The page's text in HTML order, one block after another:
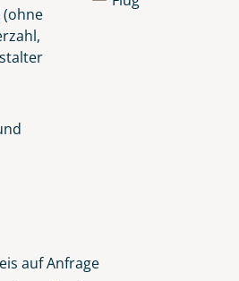
(ohne
auf Anfrage